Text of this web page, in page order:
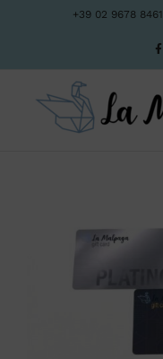
+39 02 9678 8461